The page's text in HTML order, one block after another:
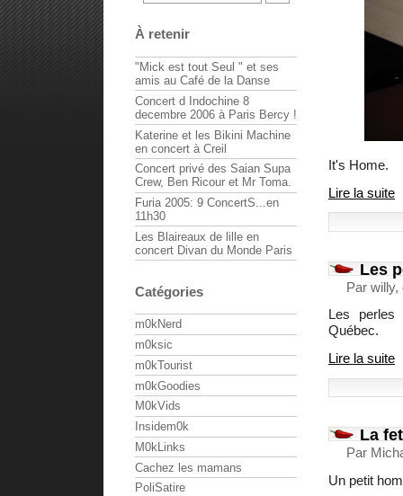
It's Home.
Lire la suite
Les
Par
Les perles
Québec.
Lire la suite
La
Par
Un petit
À retenir
"Mick est tout Seul " et ses
amis au Café de la Danse
Concert d Indochine 8
decembre 2006 à Paris Bercy !
Katerine et les Bikini Machine
en concert à Creil
Concert privé des Saian Supa
Crew, Ben Ricour et Mr Toma.
Furia 2005: 9 ConcertS...en
11h30
Les Blaireaux de lille en
concert Divan du Monde Paris
Catégories
m0kNerd
m0ksic
m0kTourist
m0kGoodies
M0kVids
Insidem0k
M0kLinks
Cachez les mamans
PoliSatire